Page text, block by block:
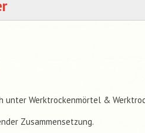
Werktrockenmörtel &
Zusammensetzung.